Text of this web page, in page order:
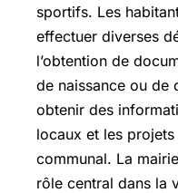
sportifs. Les
effectuer diverses
l’obtention de
de naissance ou de
obtenir des
locaux et les
communal. La
rôle central dans la